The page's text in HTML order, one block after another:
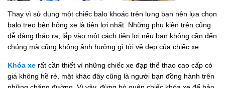
Thay vì sử dụng một chiếc balo khoác trên lưng bạn nên lựa chọn
balo treo bên hông xe là tiện lợi nhất. Những phụ kiện trên cũng
dễ dàng tháo ra, lắp vào một cách tiện lợi nếu bạn không cần đến
chúng mà cũng không ảnh hưởng gì tới vẻ đẹp của chiếc xe.
Khóa xe rất cần thiết vì những chiếc xe đạp thể thao cao cấp có
giá không hề rẻ, mặt khác đây cũng là người bạn đồng hành trên